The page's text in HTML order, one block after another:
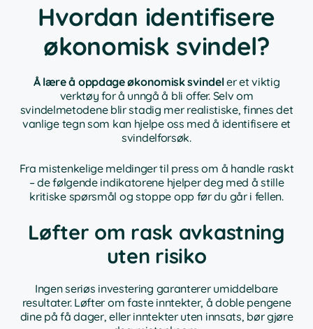
Hvordan identifisere
økonomisk svindel?
Å lære å oppdage økonomisk svindeler et viktig
verktøy for å unngå å bli offer. Selv om
svindelmetodene blir stadig mer realistiske, finnes det
vanlige tegn som kan hjelpe oss med å identifisere et
svindelforsøk.
Fra mistenkelige meldinger til press om å handle raskt
– de følgende indikatorene hjelper deg med å stille
kritiske spørsmål og stoppe opp før du går i fellen.
Løfter om rask avkastning
uten risiko
Ingen seriøs investering garanterer umiddelbare
resultater. Løfter om faste inntekter, å doble pengene
dine på få dager, eller inntekter uten innsats, bør gjøre